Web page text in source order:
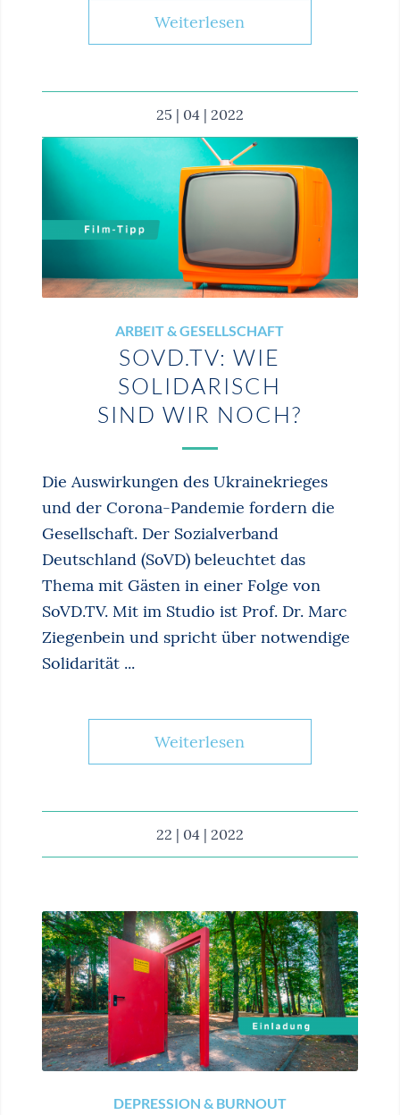
Weiterlesen
25 | 04 | 2022
ARBEIT & GESELLSCHAFT
SOVD.TV: WIE
SOLIDARISCH
SIND WIR NOCH?
Die Auswirkungen des Ukrainekrieges
und der Corona-Pandemie fordern die
Gesellschaft. Der Sozialverband
Deutschland (SoVD) beleuchtet das
Thema mit Gästen in einer Folge von
SoVD.TV. Mit im Studio ist Prof. Dr. Marc
Ziegenbein und spricht über notwendige
Solidarität ...
Weiterlesen
22 | 04 | 2022
DEPRESSION & BURNOUT